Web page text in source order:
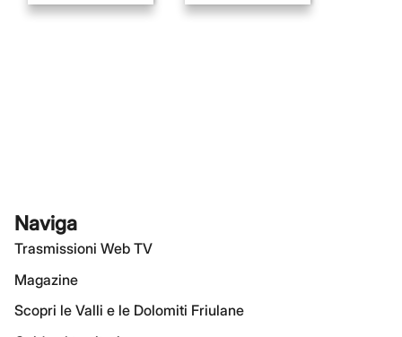
Naviga
Trasmissioni Web TV
Magazine
Scopri le Valli e le Dolomiti Friulane